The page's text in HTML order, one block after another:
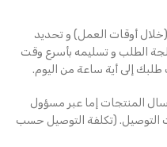
(خلال أوقات العمل) و تحديد
الطلب و تسليمه بأسرع وقت
إلى أية ساعة من اليوم.
المنتجات إما عبر مسؤول
التوصيل. (تكلفة التوصيل حسب